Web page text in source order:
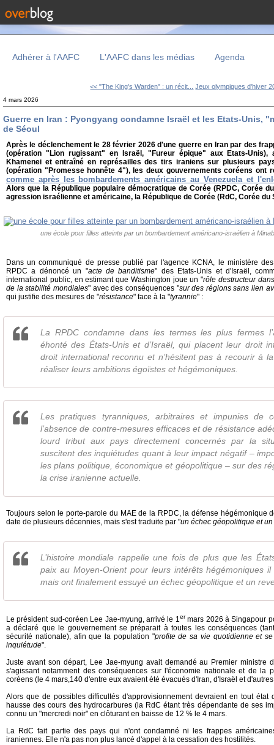
Adhérer à l'AAFC L'AAFC dans les médias Agenda
<< "The King's Warden" : un récit... Jeux olympiques d'hiver
4 mars 2026
Guerre en Iran : Pyongyang condamne Israël et les Etats-Unis,
de Séoul
Après le déclenchement le 28 février 2026 d'une guerre en Iran par des
(opération "Lion rugissant" en Israël, "Fureur épique" aux Etats-
Khamenei et entraîné en représailles des tirs iraniens sur plusieurs
(opération "Promesse honnête 4"), les deux gouvernements coréens ont
comme après les bombardements américains au Venezuela et
Alors que la République populaire démocratique de Corée (RPDC, Corée
agression israélienne et américaine, la République de Corée (RdC, Corée
une école pour filles atteinte par un bombardement américano-israélien à
Dans un communiqué de presse publié par l'agence KCNA, le ministère
RPDC a dénoncé un "acte de banditisme" des Etats-Unis et d'Israël,
international public, en estimant que Washington joue un "rôle destructeur
de la stabilité mondiales" avec des conséquences "sur des régions sans lien
qui justifie des mesures de "résistance" face à la "tyrannie" :
La RPDC condamne dans les termes les plus fermes
éhonté des États-Unis et d’Israël, qui placent leur droit
droit international reconnu et n’hésitent pas à recourir à
réaliser leurs ambitions égoïstes et hégémoniques.
Les pratiques tyranniques, arbitraires et impunies de
l’absence de contre-mesures efficaces et de résistance
lourd tribut aux pays directement concernés par la
suscitent des inquiétudes quant à leur impact négatif –
les plans politique, économique et géopolitique – sur des
la crise iranienne actuelle.
Toujours selon le porte-parole du MAE de la RPDC, la défense hégémonique
date de plusieurs décennies, mais s'est traduite par "un échec géopolitique et
L’histoire mondiale rappelle une fois de plus que les
paix au Moyen-Orient pour leurs intérêts hégémoniques
mais ont finalement essuyé un échec géopolitique et un
Le président sud-coréen Lee Jae-myung, arrivé le 1er mars 2026 à Singapour
a déclaré que le gouvernement se préparait à toutes les conséquences
sécurité nationale), afin que la population "profite de sa vie quotidienne et
inquiétude".
Juste avant son départ, Lee Jae-myung avait demandé au Premier ministre
s'agissant notamment des conséquences sur l'économie nationale et de la
coréens (le 4 mars,140 d'entre eux avaient été évacués d'Iran, d'Israël et
Alors que de possibles difficultés d'approvisionnement devraient en tout
hausse des cours des hydrocarbures (la RdC étant très dépendante de ses
connu un "mercredi noir" en clôturant en baisse de 12 % le 4 mars.
La RdC fait partie des pays qui n'ont condamné ni les frappes
iraniennes. Elle n'a pas non plus lancé d'appel à la cessation des hostilités.